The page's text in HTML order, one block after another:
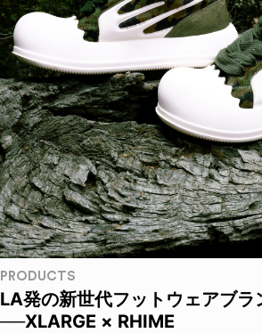
PRODUCTS
LA発の新世代フットウェアブラ
──XLARGE × RHIME